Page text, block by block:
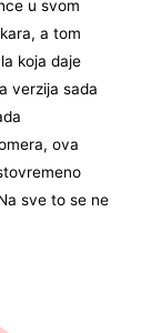
u svom
a tom
koja daje
verzija sada
ova
sve to se ne